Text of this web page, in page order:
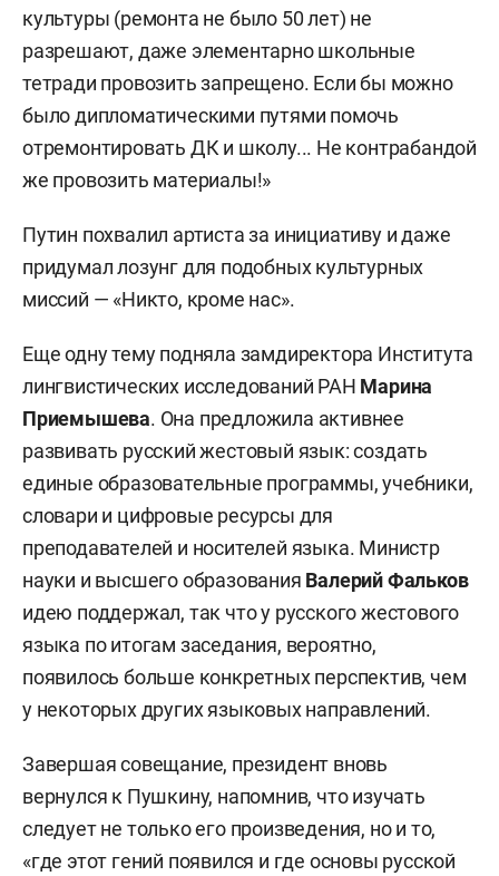
культуры (ремонта не было 50 лет) не
разрешают, даже элементарно школьные
тетради провозить запрещено. Если бы можно
было дипломатическими путями помочь
отремонтировать ДК и школу... Не контрабандой
же провозить материалы!»
Путин похвалил артиста за инициативу и даже
придумал лозунг для подобных культурных
миссий — «Никто, кроме нас».
Еще одну тему подняла замдиректора Института
лингвистических исследований РАН Марина
Приемышева. Она предложила активнее
развивать русский жестовый язык: создать
единые образовательные программы, учебники,
словари и цифровые ресурсы для
преподавателей и носителей языка. Министр
науки и высшего образования Валерий Фальков
идею поддержал, так что у русского жестового
языка по итогам заседания, вероятно,
появилось больше конкретных перспектив, чем
у некоторых других языковых направлений.
Завершая совещание, президент вновь
вернулся к Пушкину, напомнив, что изучать
следует не только его произведения, но и то,
«где этот гений появился и где основы русской